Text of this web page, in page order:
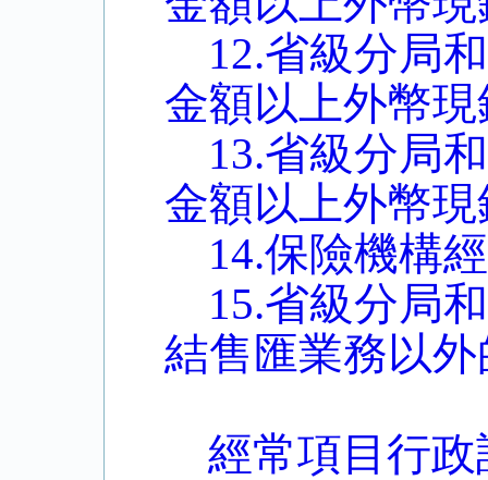
12.省級分局
金額以上外幣
13.省級分局
金額以上外幣
14.保險機構
15.省級分局
結售匯業務以
經常項目行